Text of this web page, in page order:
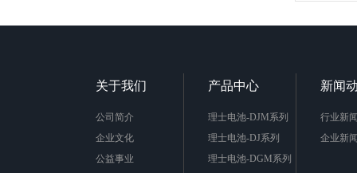
关于我们
公司简介
企业文化
公益事业
产品中心
理士电池-DJM系列
理士电池-DJ系列
理士电池-DGM系列
新闻
行业新
企业新